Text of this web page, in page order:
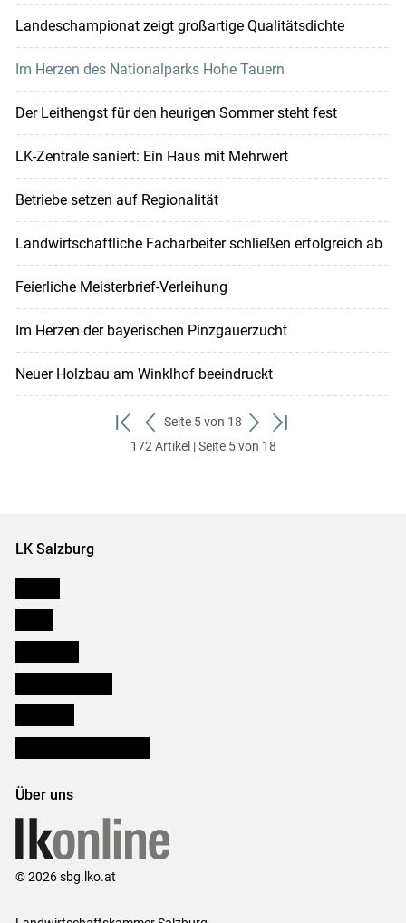
Landeschampionat zeigt großartige Qualitätsdichte
Im Herzen des Nationalparks Hohe Tauern
Der Leithengst für den heurigen Sommer steht fest
LK-Zentrale saniert: Ein Haus mit Mehrwert
Betriebe setzen auf Regionalität
Landwirtschaftliche Facharbeiter schließen erfolgreich ab
Feierliche Meisterbrief-Verleihung
Im Herzen der bayerischen Pinzgauerzucht
Neuer Holzbau am Winklhof beeindruckt
zum
ersten
zurück
zum
Seite 5 von 18
weiter
zum
zum
172 Artikel | Seite 5 von 18
LK Salzburg
Über uns
© 2026 sbg.lko.at